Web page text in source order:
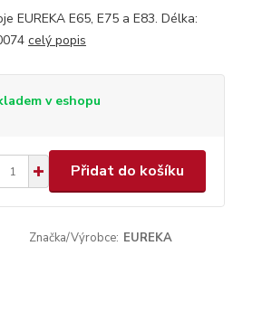
EUREKA E65, E75 a E83. Délka:
celý popis
v eshopu
Přidat do košíku
Značka/Výrobce: EUREKA